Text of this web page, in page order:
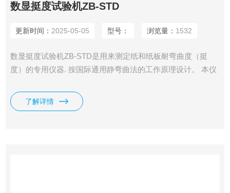
数显挺度试验机ZB-STD
更新时间： 2025-05-05 型号： 浏览量： 1532
数显挺度试验机ZB-STD是用来测定纸和纸板耐弯曲度（挺
度）的专用仪器. 按国际通用静弯曲法的工作原理设计。 本仪
由端，当试样到一定弯曲角时的抗力即为变曲挺度，其单位为
mN；或抗力与试验长度的积，单位为mN.m。
了解详情